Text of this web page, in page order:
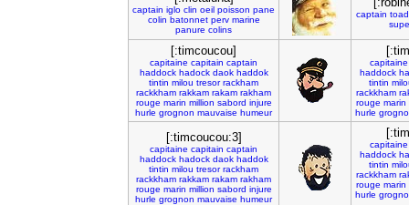
captain iglo clin oeil poisson pane
colin batonnet perv marine
panure colins
captain toad
[:timcoucou]
capitaine capitain captain
haddock hadock daok haddok
tintin milou tresor rackham
rackkham rakkam rakam rakham
rouge marin million sabord injure
hurle grognon mauvaise humeur
capitaine
haddock
tintin
rackkham
rouge marin
hurle
[:timcoucou:3]
capitaine capitain captain
haddock hadock daok haddok
tintin milou tresor rackham
rackkham rakkam rakam rakham
rouge marin million sabord injure
hurle grognon mauvaise humeur
capitaine
haddock
tintin
rackkham
rouge marin
hurle